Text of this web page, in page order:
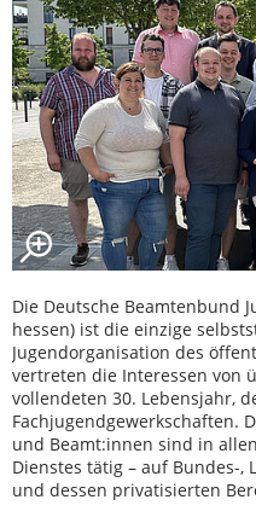
Die Deutsche Beamtenbund
hessen) ist die einzige
Jugendorganisation des
vertreten die Interessen von
vollendeten 30. Lebensjahr,
Fachjugendgewerkschaften.
und Beamt:innen sind in
Dienstes tätig – auf Bundes-,
und dessen privatisierten